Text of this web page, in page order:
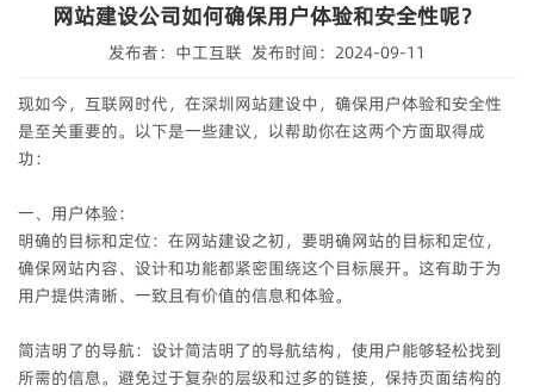
网站建设公司如何确保用户体验和安全性呢？
发布者：中工互联 发布时间：2024-09-11
现如今，互联网时代，在深圳网站建设中，确保用户体验和安全性
是至关重要的。以下是一些建议，以帮助你在这两个方面取得成
功：
一、用户体验：
明确的目标和定位：在网站建设之初，要明确网站的目标和定位，
确保网站内容、设计和功能都紧密围绕这个目标展开。这有助于为
用户提供清晰、一致且有价值的信息和体验。
简洁明了的导航：设计简洁明了的导航结构，使用户能够轻松找到
所需的信息。避免过于复杂的层级和过多的链接，保持页面结构的